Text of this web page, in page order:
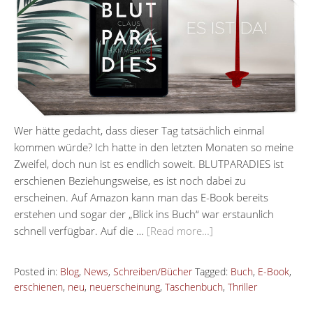
Wer hätte gedacht, dass dieser Tag tatsächlich einmal
kommen würde? Ich hatte in den letzten Monaten so meine
Zweifel, doch nun ist es endlich soweit. BLUTPARADIES ist
erschienen Beziehungsweise, es ist noch dabei zu
erscheinen. Auf Amazon kann man das E-Book bereits
erstehen und sogar der „Blick ins Buch“ war erstaunlich
schnell verfügbar. Auf die … [Read more…]
Posted in: Blog, News, Schreiben/Bücher Tagged: Buch, E-Book,
erschienen, neu, neuerscheinung, Taschenbuch, Thriller